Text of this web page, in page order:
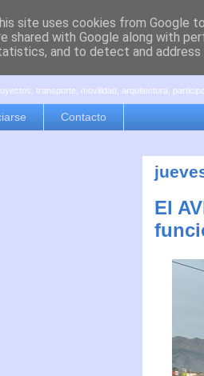
transporte, movilidad, arquitectura,
Contacto
El
site uses cookies from Google
shared with Google along with
and to detect and address